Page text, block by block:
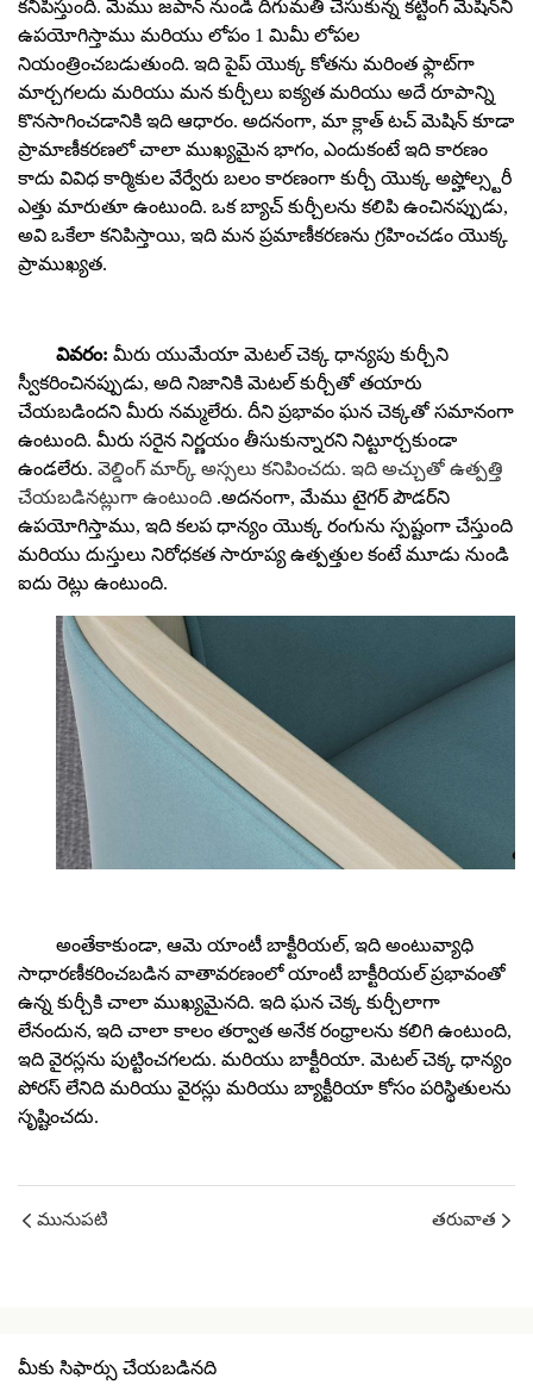
కనిపిస్తుంది. మేము జపాన్ నుండి దిగుమతి చేసుకున్న కట్టింగ్ మెషీన్‌ని
ఉపయోగిస్తాము మరియు లోపం 1 మిమీ లోపల
నియంత్రించబడుతుంది. ఇది పైప్ యొక్క కోతను మరింత ఫ్లాట్‌గా
మార్చగలదు మరియు మన కుర్చీలు ఐక్యత మరియు అదే రూపాన్ని
కొనసాగించడానికి ఇది ఆధారం. అదనంగా, మా క్లాత్ టచ్ మెషిన్ కూడా
ప్రామాణీకరణలో చాలా ముఖ్యమైన భాగం, ఎందుకంటే ఇది కారణం
కాదు వివిధ కార్మికుల వేర్వేరు బలం కారణంగా కుర్చీ యొక్క అప్హోల్స్టరీ
ఎత్తు మారుతూ ఉంటుంది. ఒక బ్యాచ్ కుర్చీలను కలిపి ఉంచినప్పుడు,
అవి ఒకేలా కనిపిస్తాయి, ఇది మన ప్రమాణీకరణను గ్రహించడం యొక్క
ప్రాముఖ్యత.
వివరం:మీరు యుమేయా మెటల్ చెక్క ధాన్యపు కుర్చీని
స్వీకరించినప్పుడు, అది నిజానికి మెటల్ కుర్చీతో తయారు
చేయబడిందని మీరు నమ్మలేరు. దీని ప్రభావం ఘన చెక్కతో సమానంగా
ఉంటుంది. మీరు సరైన నిర్ణయం తీసుకున్నారని నిట్టూర్చకుండా
ఉండలేరు. వెల్డింగ్ మార్క్ అస్సలు కనిపించదు. ఇది అచ్చుతో ఉత్పత్తి
చేయబడినట్లుగా ఉంటుంది .అదనంగా, మేము టైగర్ పౌడర్‌ని
ఉపయోగిస్తాము, ఇది కలప ధాన్యం యొక్క రంగును స్పష్టంగా చేస్తుంది
మరియు దుస్తులు నిరోధకత సారూప్య ఉత్పత్తుల కంటే మూడు నుండి
ఐదు రెట్లు ఉంటుంది.
అంతేకాకుండా, ఆమె యాంటీ బాక్టీరియల్, ఇది అంటువ్యాధి
సాధారణీకరించబడిన వాతావరణంలో యాంటీ బాక్టీరియల్ ప్రభావంతో
ఉన్న కుర్చీకి చాలా ముఖ్యమైనది. ఇది ఘన చెక్క కుర్చీలాగా
లేనందున, ఇది చాలా కాలం తర్వాత అనేక రంధ్రాలను కలిగి ఉంటుంది,
ఇది వైరస్లను పుట్టించగలదు. మరియు బాక్టీరియా. మెటల్ చెక్క ధాన్యం
పోరస్ లేనిది మరియు వైరస్లు మరియు బ్యాక్టీరియా కోసం పరిస్థితులను
సృష్టించదు.
మునుపటి తరువాత
మీకు సిఫార్సు చేయబడినది